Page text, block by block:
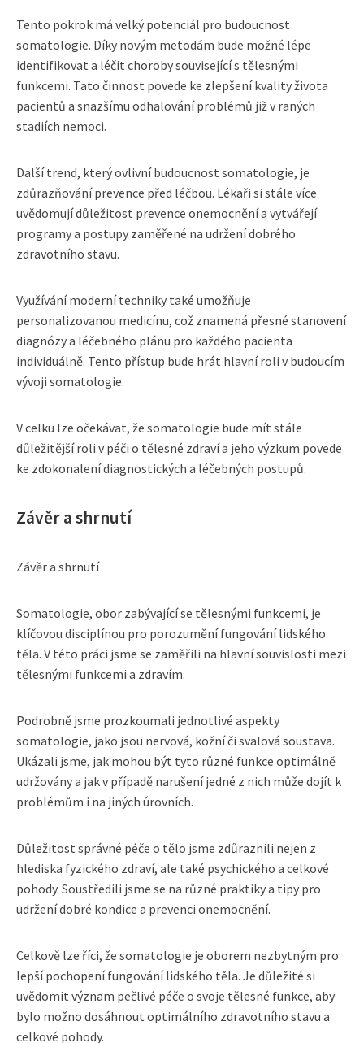
Tento pokrok má velký potenciál pro budoucnost
somatologie. Díky novým metodám bude možné lépe
identifikovat a léčit choroby související s tělesnými
funkcemi. Tato činnost povede ke zlepšení kvality života
pacientů a snazšímu odhalování problémů již v raných
stadiích nemoci.
Další trend, který ovlivní budoucnost somatologie, je
zdůrazňování prevence před léčbou. Lékaři si stále více
uvědomují důležitost prevence onemocnění a vytvářejí
programy a postupy zaměřené na udržení dobrého
zdravotního stavu.
Využívání moderní techniky také umožňuje
personalizovanou medicínu, což znamená přesné stanovení
diagnózy a léčebného plánu pro každého pacienta
individuálně. Tento přístup bude hrát hlavní roli v budoucím
vývoji somatologie.
V celku lze očekávat, že somatologie bude mít stále
důležitější roli v péči o tělesné zdraví a jeho výzkum povede
ke zdokonalení diagnostických a léčebných postupů.
Závěr a shrnutí
Závěr a shrnutí
Somatologie, obor zabývající se tělesnými funkcemi, je
klíčovou disciplínou pro porozumění fungování lidského
těla. V této práci jsme se zaměřili na hlavní souvislosti mezi
tělesnými funkcemi a zdravím.
Podrobně jsme prozkoumali jednotlivé aspekty
somatologie, jako jsou nervová, kožní či svalová soustava.
Ukázali jsme, jak mohou být tyto různé funkce optimálně
udržovány a jak v případě narušení jedné z nich může dojít k
problémům i na jiných úrovních.
Důležitost správné péče o tělo jsme zdůraznili nejen z
hlediska fyzického zdraví, ale také psychického a celkové
pohody. Soustředili jsme se na různé praktiky a tipy pro
udržení dobré kondice a prevenci onemocnění.
Celkově lze říci, že somatologie je oborem nezbytným pro
lepší pochopení fungování lidského těla. Je důležité si
uvědomit význam pečlivé péče o svoje tělesné funkce, aby
bylo možno dosáhnout optimálního zdravotního stavu a
celkové pohody.